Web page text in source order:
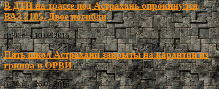
В ДТП на трассе под Астрахань опрокинулся
ВАЗ 2105. Двое погибли
ria30.ru - 10.03.2015
Пять школ Астрахани закрыты на карантин из
гриппа и ОРВИ
ria30.ru - 26.01.2016